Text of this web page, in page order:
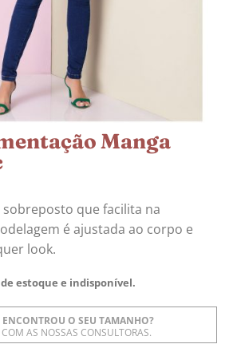
Manga
que facilita na
é ajustada ao corpo e
look.
estoque e indisponível.
O SEU TAMANHO?
COM AS NOSSAS CONSULTORAS.